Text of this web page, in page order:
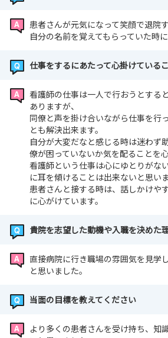
患者さんが元気になって笑顔で退院
自分の名前を覚えてもらっていた時
仕事をするにあたって心掛けている
看護師の仕事は一人で行おうとする
ありますが、
同僚と声を掛け合いながら仕事を行
とも解決出来ます。
自分が大変だなと感じる時は迷わず
僚が困っていないか気を配ることを
看護師という仕事は心にゆとりがな
に耳を傾けることは出来ないと思いま
患者さんと接する時は、話しかけや
に心がけています。
貴院を志望した動機や入職を決めた
直接病院に行き職場の雰囲気を見学
と思いました。
当面の目標を教えてください
より多くの患者さんを受け持ち、知